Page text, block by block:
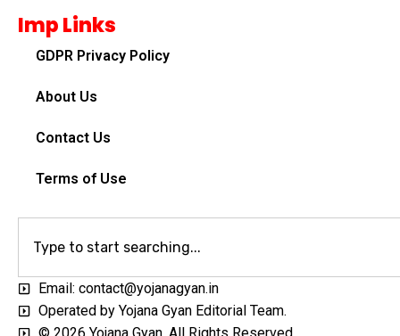
Imp Links
GDPR Privacy Policy
About Us
Contact Us
Terms of Use
Email: contact@yojanagyan.in
Operated by Yojana Gyan Editorial Team.